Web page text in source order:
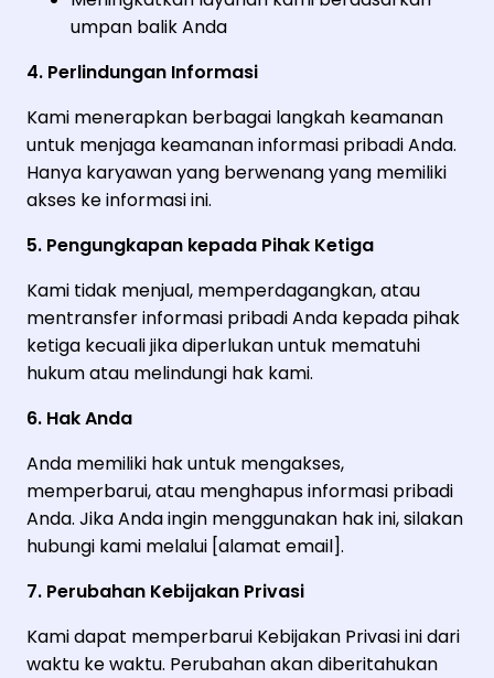
umpan balik Anda
4. Perlindungan Informasi
Kami menerapkan berbagai langkah keamanan
untuk menjaga keamanan informasi pribadi Anda.
Hanya karyawan yang berwenang yang memiliki
akses ke informasi ini.
5. Pengungkapan kepada Pihak Ketiga
Kami tidak menjual, memperdagangkan, atau
mentransfer informasi pribadi Anda kepada pihak
ketiga kecuali jika diperlukan untuk mematuhi
hukum atau melindungi hak kami.
6. Hak Anda
Anda memiliki hak untuk mengakses,
memperbarui, atau menghapus informasi pribadi
Anda. Jika Anda ingin menggunakan hak ini, silakan
hubungi kami melalui [alamat email].
7. Perubahan Kebijakan Privasi
Kami dapat memperbarui Kebijakan Privasi ini dari
waktu ke waktu. Perubahan akan diberitahukan